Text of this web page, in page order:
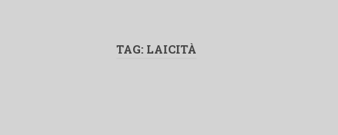
TAG: LAICITÀ